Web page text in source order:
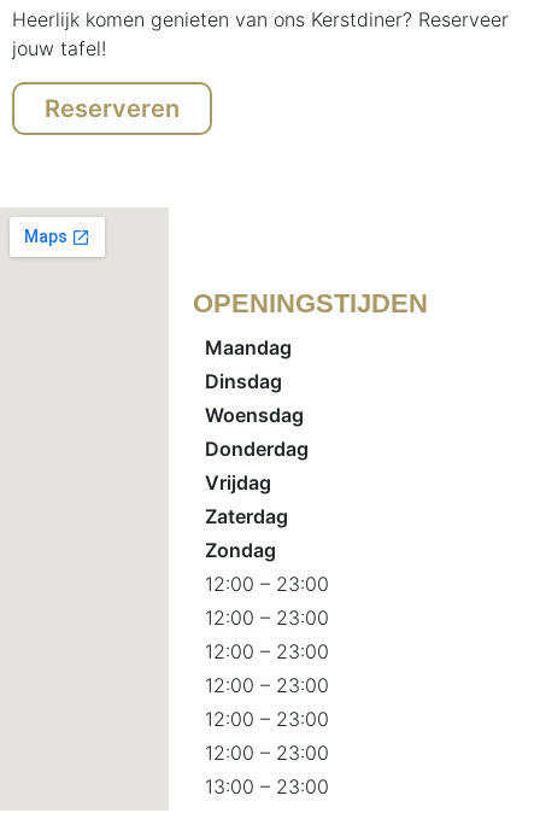
Heerlijk komen genieten van ons Kerstdiner? Reserveer
jouw tafel!
Reserveren
OPENINGSTIJDEN
Maandag
Dinsdag
Woensdag
Donderdag
Vrijdag
Zaterdag
Zondag
12:00 – 23:00
12:00 – 23:00
12:00 – 23:00
12:00 – 23:00
12:00 – 23:00
12:00 – 23:00
13:00 – 23:00